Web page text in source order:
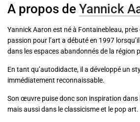
A propos de Yannick
Yannick Aaron est né à Fontainebleau, près
passion pour l’art a débuté en 1997
dans les espaces abandonnés de la région
En tant qu’autodidacte, il a développé un
immédiatement reconnaissable.
Son œuvre puise donc son inspiration dans
mais aussi dans le classicisme et le pop art.